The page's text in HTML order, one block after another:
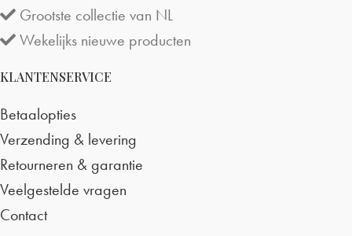
Grootste collectie van NL
Wekelijks nieuwe producten
KLANTENSERVICE
Betaalopties
Verzending & levering
Retourneren & garantie
Veelgestelde vragen
Contact